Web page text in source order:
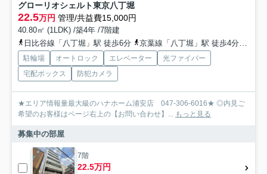
グローリオシェルト東京八丁堀
22.5万円 管理/共益費15,000円
40.80㎡ (1LDK) /築4年 /7階建
日比谷線「八丁堀」駅 徒歩6分
京葉線「八丁堀」駅 徒歩4分
駐輪場 オートロック エレベーター
光ファイバー
宅配ボックス
防犯カメラ
★エリア情報量最大級のハナホーム浦安店 047-306-6016★ ◎内見ご
希望のお客様はページ右上の【お問い合わせ】... もっと見る
募集中の部屋
7階
22.5万円